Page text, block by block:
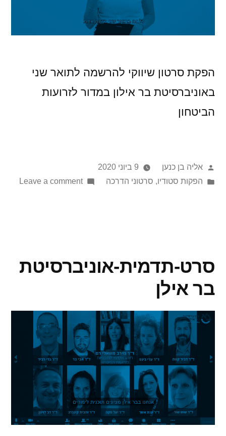
הפקת סרטון שיווקי להרשמה לתואר שני
באוניברסיטת בר אילון במדור לזרועות
הביטחון
אליה בן כנען
9 ביוני 2020
הפקות סטודיו, סרטוני הדרכה Leave a comment
סרט-תדמית-אוניברסיטת
בר אילן